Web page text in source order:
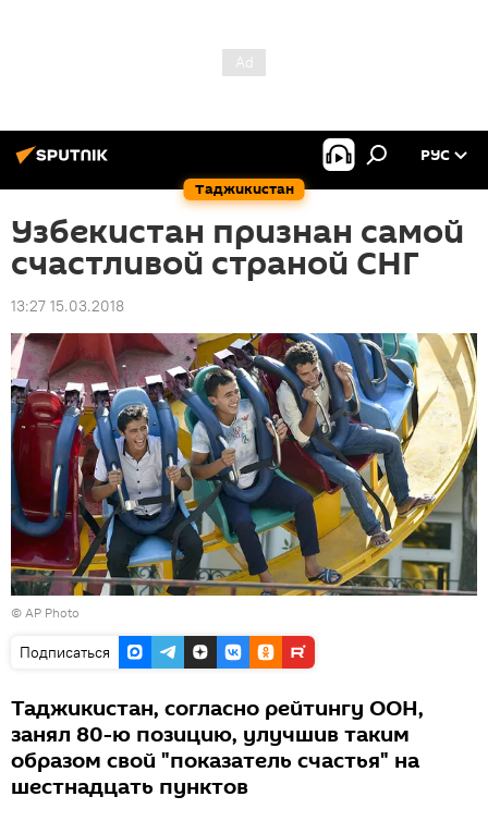
Таджикистан
РУС
Узбекистан признан самой
счастливой страной СНГ
13:27 15.03.2018
© AP Photo
Подписаться
Таджикистан, согласно рейтингу ООН,
занял 80-ю позицию, улучшив таким
образом свой "показатель счастья" на
шестнадцать пунктов